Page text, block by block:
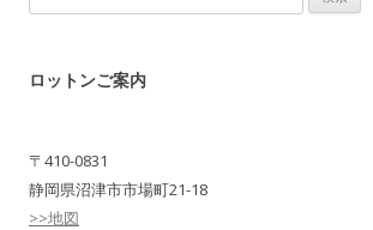
索:
ロットンご案内
〒410-0831
静岡県沼津市市場町21-18
>>地図